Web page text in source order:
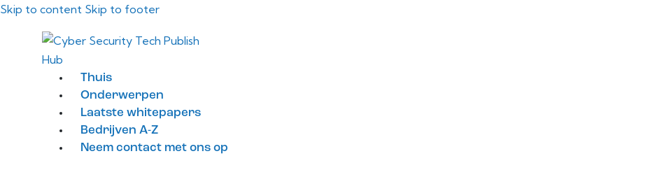
Skip to content Skip to footer
Thuis
Onderwerpen
Laatste whitepapers
Bedrijven A-Z
Neem contact met ons op